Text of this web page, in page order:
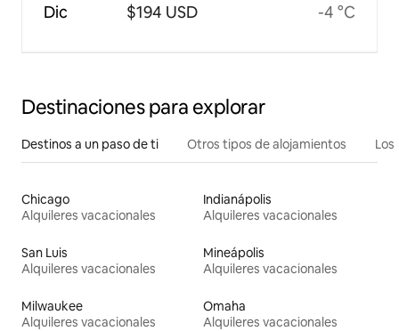
Dic $194 USD -4 °C
Destinaciones para explorar
Destinos a un paso de ti Otros tipos de alojamientos
Chicago
Alquileres vacacionales
Indianápolis
Alquileres vacacionales
San Luis
Alquileres vacacionales
Mineápolis
Alquileres vacacionales
Milwaukee
Alquileres vacacionales
Omaha
Alquileres vacacionales